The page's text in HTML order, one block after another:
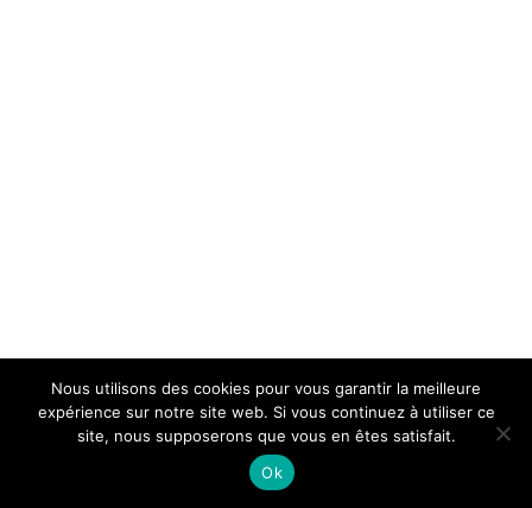
© Concours International de Cantiques Protestants
2021
Nous utilisons des cookies pour vous garantir la meilleure
expérience sur notre site web. Si vous continuez à utiliser ce
site, nous supposerons que vous en êtes satisfait.
Ok